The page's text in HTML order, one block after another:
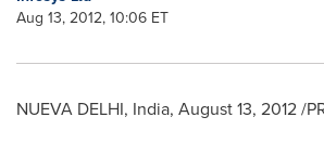
Aug 13, 2012, 10:06 ET
NUEVA DELHI, India, August 13, 2012/